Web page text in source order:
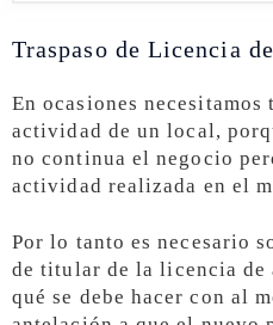
Traspaso de Licencia
En ocasiones
actividad de un local,
no continua el negocio
actividad realizada en el
Por lo tanto es necesario
de titular de la licencia de
qué se debe hacer con al